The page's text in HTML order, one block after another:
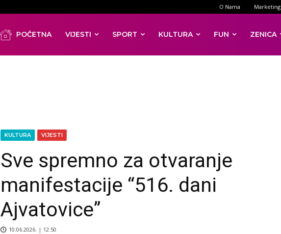
O Nama Marketing
POČETNA VIJESTI SPORT KULTURA FUN ZENICA
KULTURA VIJESTI
Sve spremno za otvaranje
manifestacije “516. dani
Ajvatovice”
10.06.2026. | 12:50